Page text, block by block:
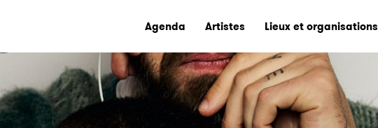
Agenda Artistes Lieux et organisations